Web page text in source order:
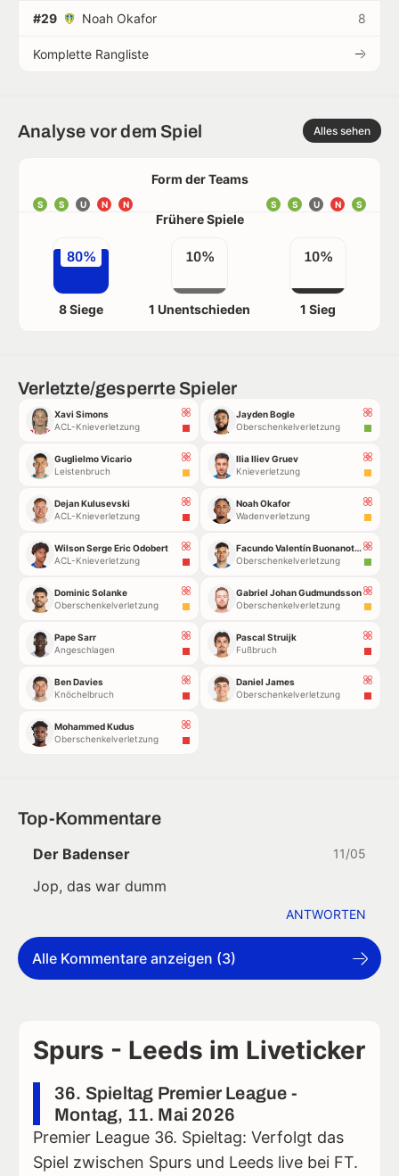
#29 Noah Okafor 8
Komplette Rangliste
Analyse vor dem Spiel Alles sehen
Form der Teams
S S U N N S
N
U
S
S
Frühere Spiele
80%
8 Siege
10%
1 Unentschieden
10%
1 Sieg
Verletzte/gesperrte Spieler
Xavi Simons
ACL-Knieverletzung
Guglielmo Vicario
Leistenbruch
Dejan Kulusevski
ACL-Knieverletzung
Wilson Serge Eric Odobert
ACL-Knieverletzung
Dominic Solanke
Oberschenkelverletzung
Pape Sarr
Angeschlagen
Ben Davies
Knöchelbruch
Mohammed Kudus
Oberschenkelverletzung
Jayden Bogle
Oberschenkelverletzung
Ilia Iliev Gruev
Knieverletzung
Noah Okafor
Wadenverletzung
Facundo Valentín Buonanotte
Oberschenkelverletzung
Gabriel Johan Gudmundsson
Oberschenkelverletzung
Pascal Struijk
Fußbruch
Daniel James
Oberschenkelverletzung
Top-Kommentare
Der Badenser 11/05
Jop, das war dumm
ANTWORTEN
Alle Kommentare anzeigen (3)
Spurs - Leeds im Liveticker
36. Spieltag Premier League -
Montag, 11. Mai 2026
Premier League 36. Spieltag: Verfolgt das
Spiel zwischen Spurs und Leeds live bei FT.